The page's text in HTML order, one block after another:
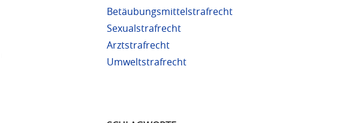
Betäubungsmittelstrafrecht
Sexualstrafrecht
Arztstrafrecht
Umweltstrafrecht